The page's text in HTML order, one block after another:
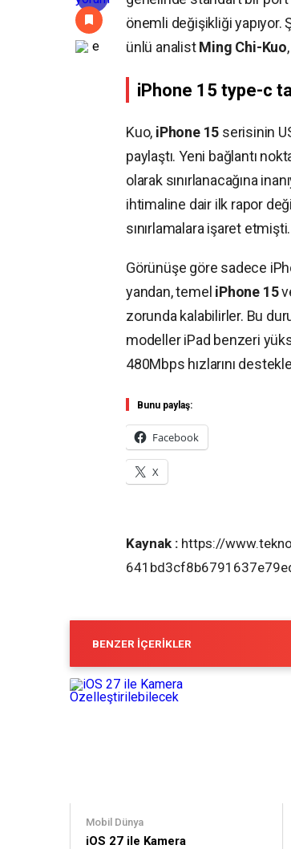
önemli değişikliği yapıyor.
ünlü analistMing Chi-Kuo
iPhone 15 type-c
Kuo, iPhone 15 serisinin
paylaştı. Yeni bağlantı
olarak sınırlanacağına
ihtimaline dair ilk rapor
sınırlamalara işaret etmişti.
Görünüşe göre sadece
yandan, temel iPhone 15
zorunda kalabilirler. Bu
modeller iPad benzeri
480Mbps hızlarını
Bunu paylaş:
Facebook
X
Kaynak : https://
BENZER İÇERIKLER
Mobil Dünya
iOS 27 ile Kamera